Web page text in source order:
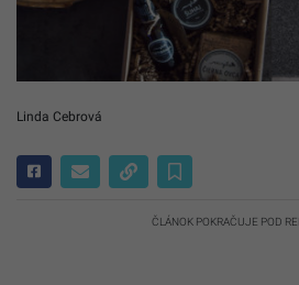
Linda Cebrová
ČLÁNOK POKRAČUJE POD